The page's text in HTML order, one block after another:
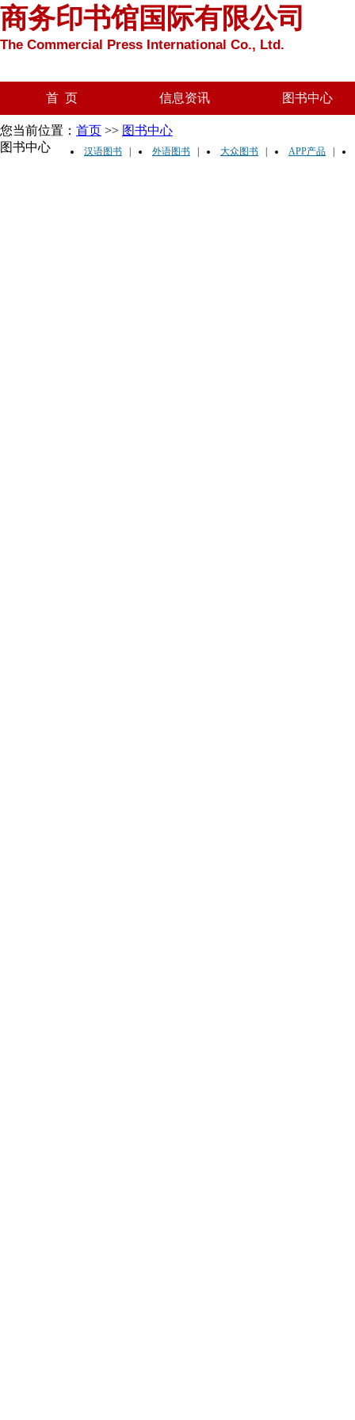
商务印书馆国际有限公司
The Commercial Press International Co., Ltd.
首 页 信息资讯 图书中心
您当前位置： 首页 >> 图书中心
图书中心
汉语图书 外语图书 大众图书 APP产品